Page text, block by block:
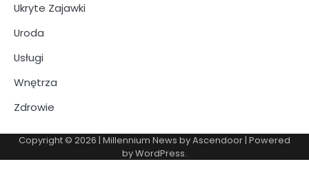
Ukryte Zajawki
Uroda
Usługi
Wnętrza
Zdrowie
Copyright © 2026 | Millennium News byAscendoor | Powered
byWordPress.